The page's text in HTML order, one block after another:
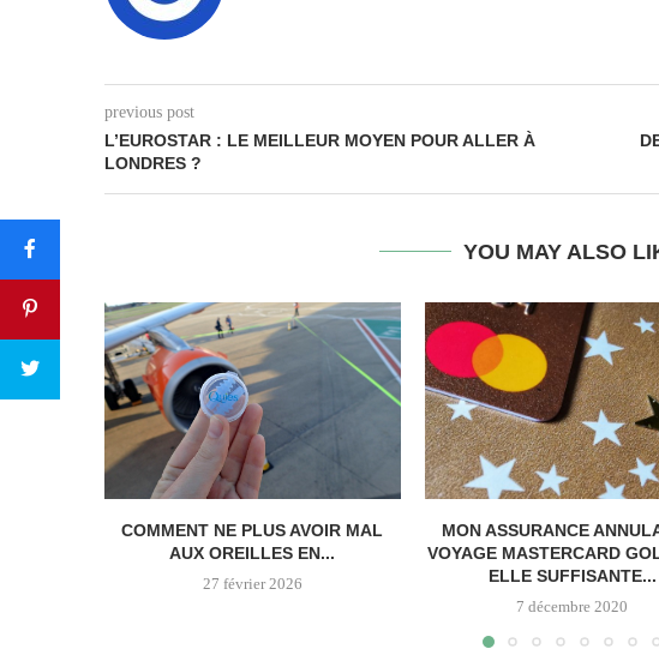
previous post
L’EUROSTAR : LE MEILLEUR MOYEN POUR ALLER À
LONDRES ?
YOU MAY ALSO
COMMENT NE PLUS AVOIR MAL
AUX OREILLES EN...
27 février 2026
MON ASSURANCE
VOYAGE MASTERCARD
ELLE SUFFISANTE...
7 décembre 2020